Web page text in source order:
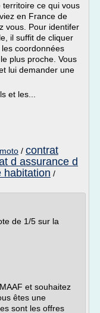
territoire ce qui vous
en France de
vous. Pour identifer
il suffit de cliquer
coordonnées
plus proche. Vous
lui demander une
et les...
/ contrat
d assurance d
habitation /
de 1/5 sur la
et souhaitez
êtes une
sont les offres